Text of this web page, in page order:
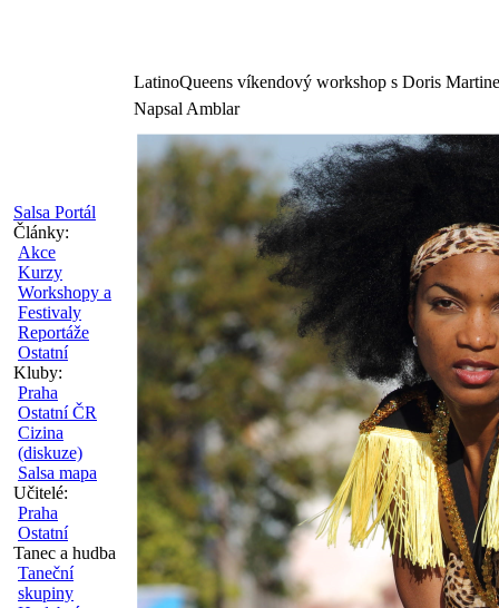
Salsa Portál
Články:
Akce
Kurzy
Workshopy a
Festivaly
Reportáže
Ostatní
Kluby:
Praha
Ostatní ČR
Cizina
(diskuze)
Salsa mapa
Učitelé:
Praha
Ostatní
Tanec a hudba
Taneční
skupiny
LatinoQueens víkendový workshop s Doris
Napsal Amblar